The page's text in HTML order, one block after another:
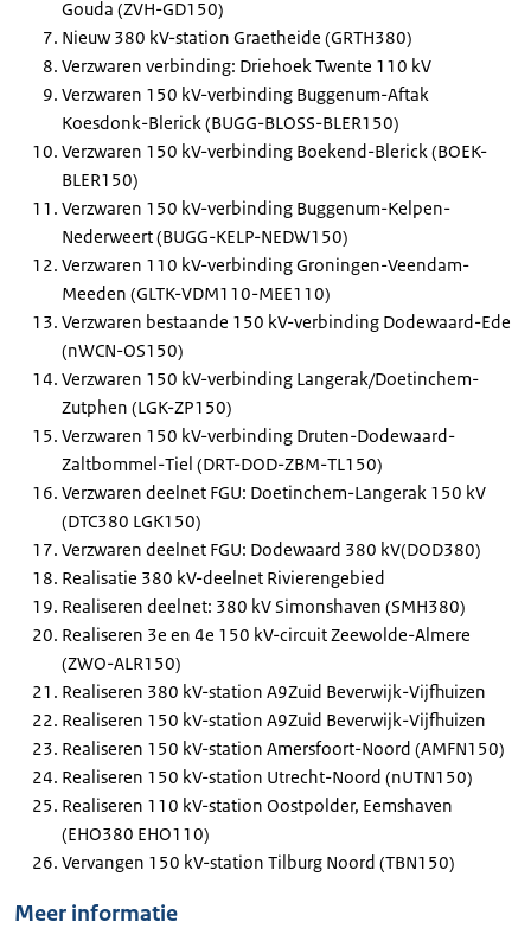
Gouda (ZVH-GD150)
Nieuw 380 kV-station Graetheide (GRTH380)
Verzwaren verbinding: Driehoek Twente 110 kV
Verzwaren 150 kV-verbinding Buggenum-Aftak
Koesdonk-Blerick (BUGG-BLOSS-BLER150)
Verzwaren 150 kV-verbinding Boekend-Blerick (BOEK-
BLER150)
Verzwaren 150 kV-verbinding Buggenum-Kelpen-
Nederweert (BUGG-KELP-NEDW150)
Verzwaren 110 kV-verbinding Groningen-Veendam-
Meeden (GLTK-VDM110-MEE110)
Verzwaren bestaande 150 kV-verbinding Dodewaard-Ede
(nWCN-OS150)
Verzwaren 150 kV-verbinding Langerak/Doetinchem-
Zutphen (LGK-ZP150)
Verzwaren 150 kV-verbinding Druten-Dodewaard-
Zaltbommel-Tiel (DRT-DOD-ZBM-TL150)
Verzwaren deelnet FGU: Doetinchem-Langerak 150 kV
(DTC380 LGK150)
Verzwaren deelnet FGU: Dodewaard 380 kV(DOD380)
Realisatie 380 kV-deelnet Rivierengebied
Realiseren deelnet: 380 kV Simonshaven (SMH380)
Realiseren 3e en 4e 150 kV-circuit Zeewolde-Almere
(ZWO-ALR150)
Realiseren 380 kV-station A9Zuid Beverwijk-Vijfhuizen
Realiseren 150 kV-station A9Zuid Beverwijk-Vijfhuizen
Realiseren 150 kV-station Amersfoort-Noord (AMFN150)
Realiseren 150 kV-station Utrecht-Noord (nUTN150)
Realiseren 110 kV-station Oostpolder, Eemshaven
(EHO380 EHO110)
Vervangen 150 kV-station Tilburg Noord (TBN150)
Meer informatie